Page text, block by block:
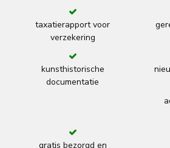
taxatierapport voor
verzekering
kunsthistorische
documentatie
gratis bezorgd en